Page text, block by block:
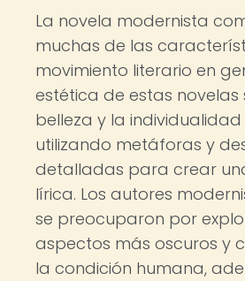
La novela modernista
muchas de las
movimiento literario en
estética de estas novelas
belleza y la
utilizando metáforas y
detalladas para crear
lírica. Los autores
se preocuparon por
aspectos más oscuros y
la condición humana,